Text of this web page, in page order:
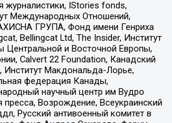
журналистики, IStories fonds,
Международных Отношений,
ГРУПА, Фонд имени Генриха
Bellingcat Ltd, The Insider, Институт
Центральной и Восточной Европы,
Calvert 22 Foundation, Канадский
Институт Макдональда-Лорье,
федерация Канады,
научный центр им Вудро
Возрождение, Всеукраинский
Русский антивоенный комитет в